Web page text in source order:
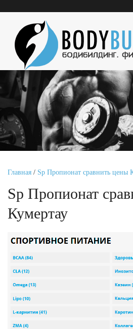
Главная / Sp Пропионат сравнить цены
Sp Пропионат
Кумертау